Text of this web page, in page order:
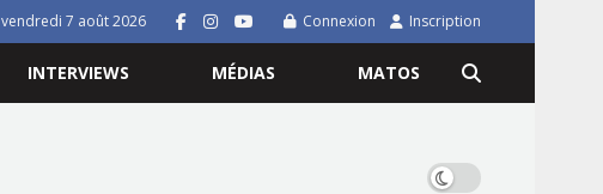
vendredi 7 août 2026 Connexion Inscription
INTERVIEWS MÉDIAS MATOS